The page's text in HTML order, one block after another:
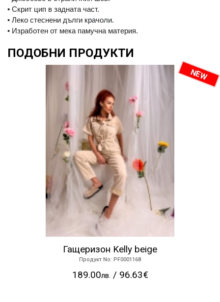
• Скрит цип в задната част.
• Леко стеснени дълги крачоли.
• Изработен от мека памучна материя.
ПОДОБНИ ПРОДУКТИ
N
E
W
P
R
O
M
O
Гащеризон Kelly beige
Продукт No: PF0001168
189.00лв. / 96.63€